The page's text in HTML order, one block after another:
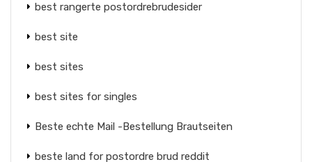
best rangerte postordrebrudesider
best site
best sites
best sites for singles
Beste echte Mail -Bestellung Brautseiten
beste land for postordre brud reddit